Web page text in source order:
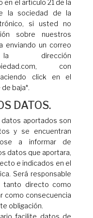
en el artículo 21 de la
la sociedad de la
si usted no
sobre nuestros
enviando un correo
dirección
con
click en el
baja*.
DATOS.
datos aportados son
y se encuentran
a informar de
datos que aportara,
e indicados en el
Será responsable
tanto directo como
como consecuencia
obligación.
facilite datos de